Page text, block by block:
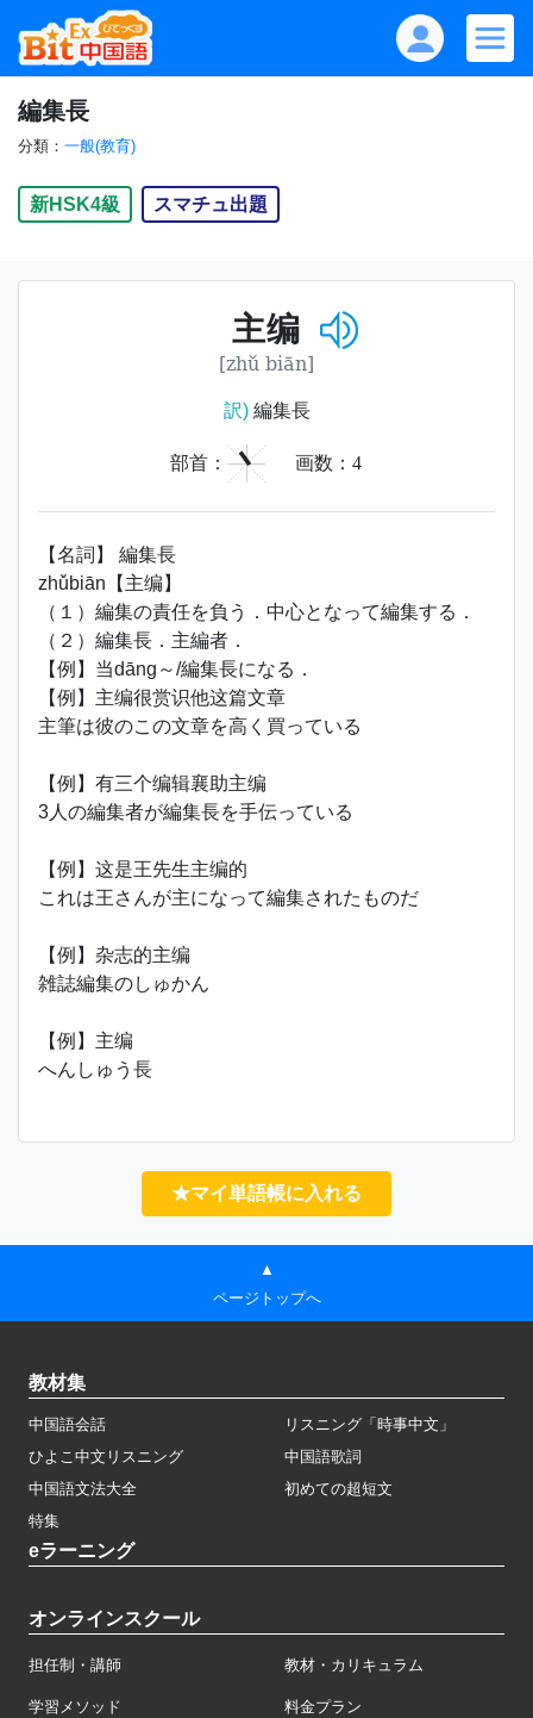
編集長
分類： 一般(教育)
新HSK4級 スマチュ出題
主编
[zhǔ biān]
訳)編集長
部首： 丶 画数： 4
【名詞】 編集長
zhǔbiān【主编】
（１）編集の責任を負う．中心となって編集する．
（２）編集長．主編者．
【例】当dāng～/編集長になる．
【例】主编很赏识他这篇文章
主筆は彼のこの文章を高く買っている
【例】有三个编辑襄助主编
3人の編集者が編集長を手伝っている
【例】这是王先生主编的
これは王さんが主になって編集されたものだ
【例】杂志的主编
雑誌編集のしゅかん
【例】主编
へんしゅう長
★マイ単語帳に入れる
▲
ページトップへ
教材集
中国語会話
リスニング「時事中文」
ひよこ中文リスニング
中国語歌詞
中国語文法大全
初めての超短文
特集
eラーニング
オンラインスクール
担任制・講師 教材・カリキュラム
学習メソッド 料金プラン